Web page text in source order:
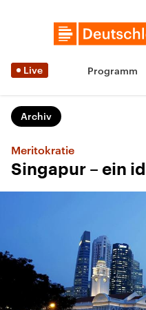
Live Programm
Archiv
Meritokratie
Singapur – ein